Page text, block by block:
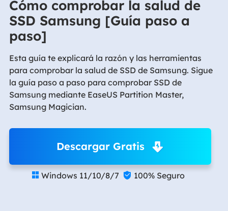
Cómo comprobar la salud de
SSD Samsung [Guía paso a
paso]
Esta guía te explicará la razón y las herramientas
para comprobar la salud de SSD de Samsung. Sigue
la guía paso a paso para comprobar SSD de
Samsung mediante EaseUS Partition Master,
Samsung Magician.
Descargar Gratis
 Windows 11/10/8/7  100% Seguro